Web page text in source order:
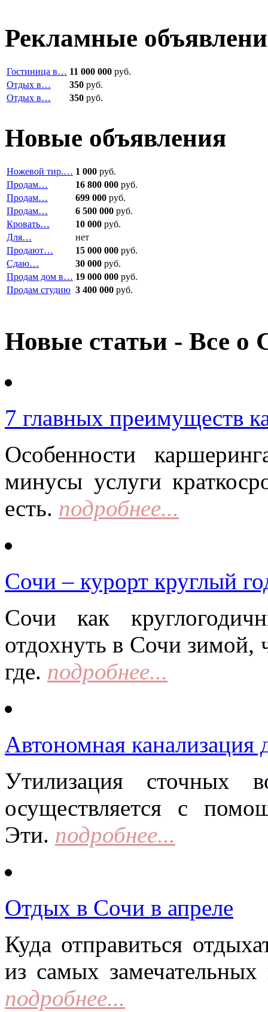
Рекламные
Гостиница в… 11 000 000 руб.
Отдых в…
350 руб.
Отдых в…
350 руб.
Новые объявления
Ножевой тир.… 1 000 руб.
Продам…
16 800 000 руб.
Продам…
699 000 руб.
Продам…
6 500 000 руб.
Кровать…
10 000 руб.
Для…
нет
Продают…
15 000 000 руб.
Сдаю…
30 000 руб.
Продам дом в… 19 000 000 руб.
Продам студию 3 400 000 руб.
Новые статьи - Все о
7 главных преимуществ
Особенности
минусы услуги
есть. подробнее...
Сочи – курорт круглый
Сочи как
отдохнуть в Сочи зимой,
где. подробнее...
Автономная канализация
Утилизация сточных
осуществляется с
Эти. подробнее...
Отдых в Сочи в апреле
Куда отправиться
из самых замечательных
подробнее...